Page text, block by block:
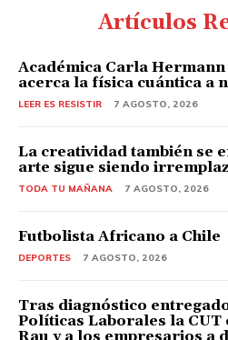
Artículos
Académica Carla
acerca la física cuántica a
LEER ES RESISTIR 7 AGOSTO, 2026
La creatividad también se
arte sigue siendo
TODA TU MAÑANA 7 AGOSTO, 2026
Futbolista Africano a Chile
DEPORTES 7 AGOSTO, 2026
Tras diagnóstico
Políticas Laborales la
Rau y a los empresarios a